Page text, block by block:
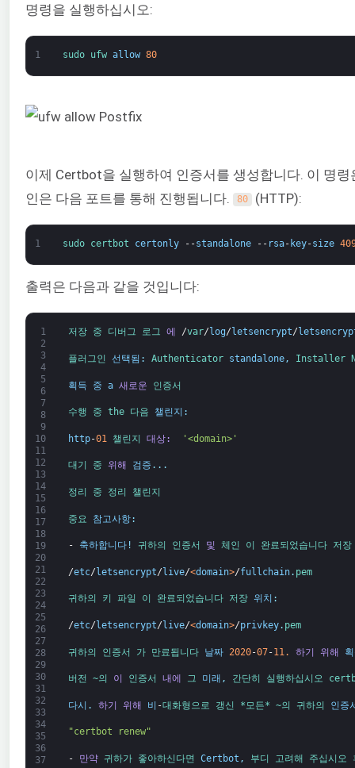
명령을 실행하십시오:
1 sudo ufw allow 80
이제 Certbot을 실행하여 인증서를 생성합니다. 이 명
인은 다음 포트를 통해 진행됩니다.
80 (HTTP):
1 sudo certbot certonly --standalone -- rsa- key-size
출력은 다음과 같을 것입니다:
1
2
3
4
5
6
7
8
9
10
11
12
13
14
15
16
17
18
19
20
21
22
23
24
25
26
27
28
29
30
31
32
33
34
35
36
37
저장 중 디버그 로그 에 /var/ log/ letsencrypt/
플러그인 선택됨 : Authenticator standalone, Installer
획득 중 a 새로운 인증서
수행 중 the 다음 챌린지 :
http-01 챌린지 대상: '<domain>'
대기 중 위해 검증 . . .
정리 중 정리 챌린지
중요 참고사항:
- 축하합니다! 귀하의 인증서 및 체인 이 완료되었습니다 저
/etc/letsencrypt/live/<domain>/fullchain. pem
귀하의 키 파일 이 완료되었습니다 저장 위치 :
/etc/ letsencrypt/ live/<domain>/privkey. pem
귀하의 인증서 가 만료됩니다 날짜 2020-07-11. 하기 위해
버전 ~의 이 인증서 내에 그 미래 , 간단히 실행하십시오
다시 . 하기 위해 비 -대화형으로 갱신 * 모든* ~의 귀하의 인증
"certbot renew"
- 만약 귀하가 좋아하신다면 Certbot , 부디 고려해 주십시오